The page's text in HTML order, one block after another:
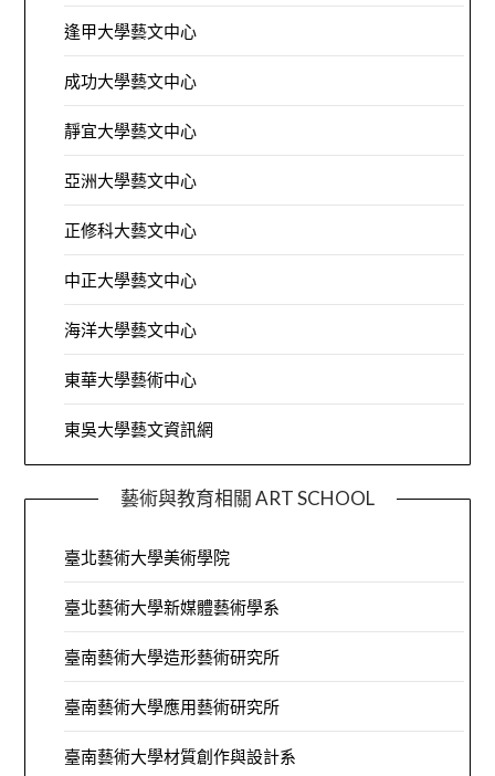
逢甲大學藝文中心
成功大學藝文中心
靜宜大學藝文中心
亞洲大學藝文中心
正修科大藝文中心
中正大學藝文中心
海洋大學藝文中心
東華大學藝術中心
東吳大學藝文資訊網
藝術與教育相關 ART SCHOOL
臺北藝術大學美術學院
臺北藝術大學新媒體藝術學系
臺南藝術大學造形藝術研究所
臺南藝術大學應用藝術研究所
臺南藝術大學材質創作與設計系